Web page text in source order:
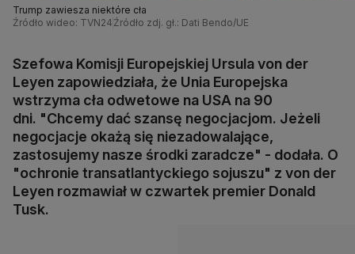
Trump zawiesza niektóre cła
Źródło wideo: TVN24 Źródło zdj. gł.: Dati Bendo/UE
Szefowa Komisji Europejskiej Ursula von der
Leyen zapowiedziała, że Unia Europejska
wstrzyma cła odwetowe na USA na 90
dni. "Chcemy dać szansę negocjacjom. Jeżeli
negocjacje okażą się niezadowalające,
zastosujemy nasze środki zaradcze" - dodała. O
"ochronie transatlantyckiego sojuszu" z von der
Leyen rozmawiał w czwartek premier Donald
Tusk.